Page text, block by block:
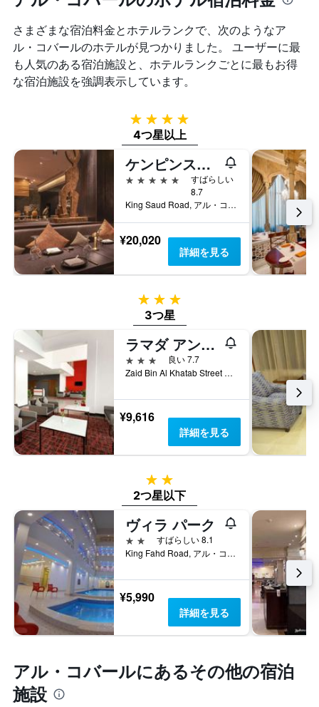
し
い
ま
す
本
は、
過
去
3
日
間
今
週
末
の
客
室
平
を
表
し
て
い
ま
す
軸
1
は、
客
料
を
表
し
て
い
ま
す
さまざまな宿泊料金とホテルランクで、次のようなア
ル・コバールのホテルが見つかりました。 ユーザーに最
も人気のある宿泊施設と、ホテルランクごとに最もお得
な宿泊施設を強調表示しています。
4つ星
4つ星以上
ケンピンスキー アル オスマン ホテル アル コバール
5つ星
すばらしい
8.7
King Saud Road, アル・コバール, サウジアラビア
¥20,020
詳細を見る
3つ星
3つ星
ラマダ アンコール バイ ウィンダム アル コバール オラヤ
3つ星
良い 7.7
Zaid Bin Al Khatab Street Al Khobar 7912 SA, アル・コバール, サウジアラビア
¥9,616
詳細を見る
2つ星
2つ星以下
ヴィラ パーク
2つ星
すばらしい 8.1
King Fahd Road, アル・コバール, サウジアラビア
¥5,990
詳細を見る
アル・コバール​にあるその他の宿泊
施設